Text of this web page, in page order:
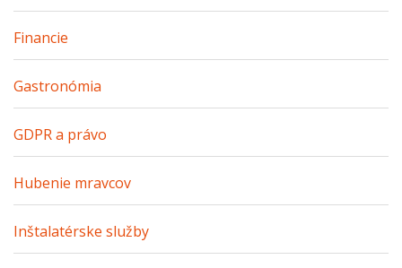
Financie
Gastronómia
GDPR a právo
Hubenie mravcov
Inštalatérske služby